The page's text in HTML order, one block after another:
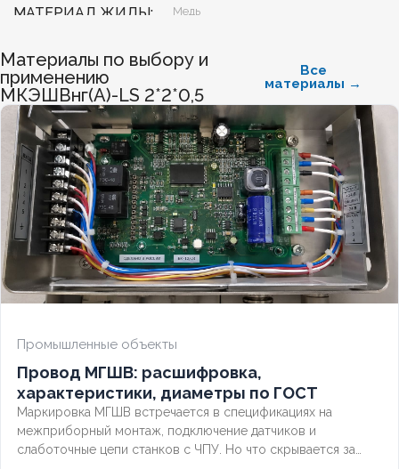
МАТЕРИАЛ ЖИЛЫ Медь
БЕЗГАЛОГЕННЫЙ Нет
ХЛАДОСТОЙКИЙ Нет
СЕЧЕНИЕ ТПЖ 0,75
ОГНЕСТОЙКИЙ Нет
НАЛИЧИЕ ЭКРАНА Да
КОЛИЧЕСТВО ЖИЛ 3
Материалы по выбору и
применению
МКЭШВнг(А)-LS 2*2*0,5
Все
материалы →
Промышленные объекты
Провод МГШВ: расшифровка,
характеристики, диаметры по ГОСТ
Маркировка МГШВ встречается в спецификациях на
межприборный монтаж, подключение датчиков и
слаботочные цепи станков с ЧПУ. Но что скрывается за